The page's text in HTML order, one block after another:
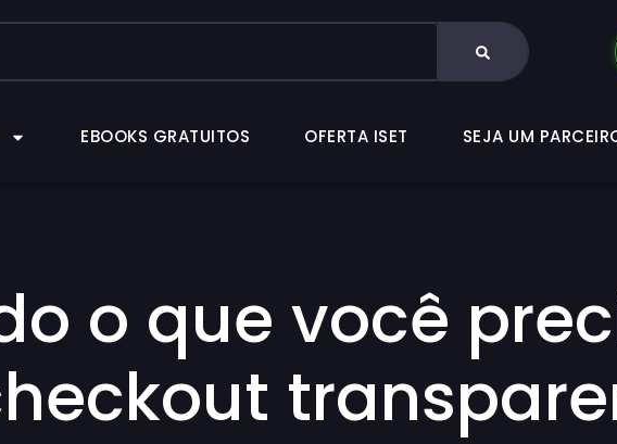
SEJA UM
EBOOKS GRATUITOS OFERTA ISET SEJA UM
o que você